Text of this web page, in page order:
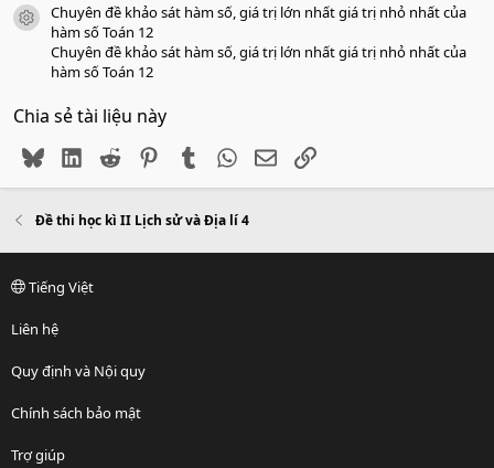
icon tài liệu
Chuyên đề khảo sát hàm số, giá trị lớn nhất giá trị nhỏ nhất của
hàm số Toán 12
Chuyên đề khảo sát hàm số, giá trị lớn nhất giá trị nhỏ nhất của
hàm số Toán 12
Chia sẻ tài liệu này
BlueskyLinkedIn
Reddit PinterestTumblr WhatsApp
EmailLink
Đề thi học kì II Lịch sử và Địa lí 4
Tiếng Việt
Liên hệ
Quy định và Nội quy
Chính sách bảo mật
Trợ giúp